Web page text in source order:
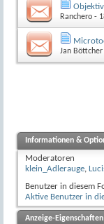
Ranchero -
Jan Böttcher
Informationen &
Moderatoren
klein_Adlerauge,
Benutzer in diesem
Aktive Benutzer in
Anzeige-Eigenschaften